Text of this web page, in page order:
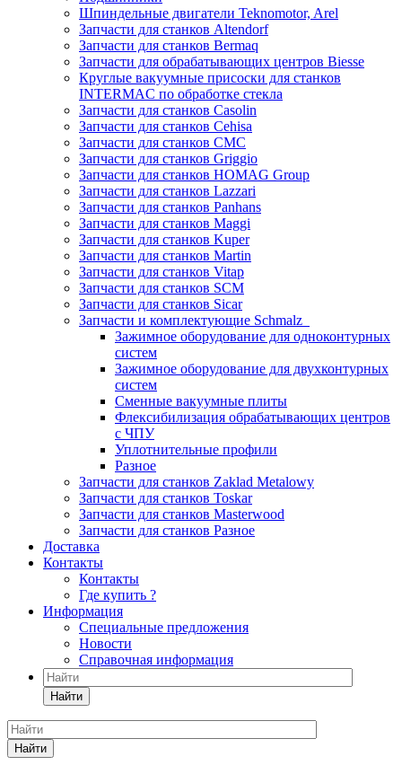
Шпиндельные двигатели Teknomotor, Arel
Запчасти для станков Altendorf
Запчасти для станков Bermaq
Запчасти для обрабатывающих центров Biesse
Круглые вакуумные присоски для станков
INTERMAC по обработке стекла
Запчасти для станков Casolin
Запчасти для станков Cehisa
Запчасти для станков CMC
Запчасти для станков Griggio
Запчасти для станков HOMAG Group
Запчасти для станков Lazzari
Запчасти для станков Panhans
Запчасти для станков Maggi
Запчасти для станков Kuper
Запчасти для станков Martin
Запчасти для станков Vitap
Запчасти для станков SCM
Запчасти для станков Sicar
Запчасти и комплектующие Schmalz
Зажимное оборудование для одноконтурных
систем
Зажимное оборудование для двухконтурных
систем
Сменные вакуумные плиты
Флексибилизация обрабатывающих центров
с ЧПУ
Уплотнительные профили
Разное
Запчасти для станков Zaklad Metalowy
Запчасти для станков Toskar
Запчасти для станков Masterwood
Запчасти для станков Разное
Доставка
Контакты
Контакты
Где купить ?
Информация
Специальные предложения
Новости
Справочная информация
Найти
Найти